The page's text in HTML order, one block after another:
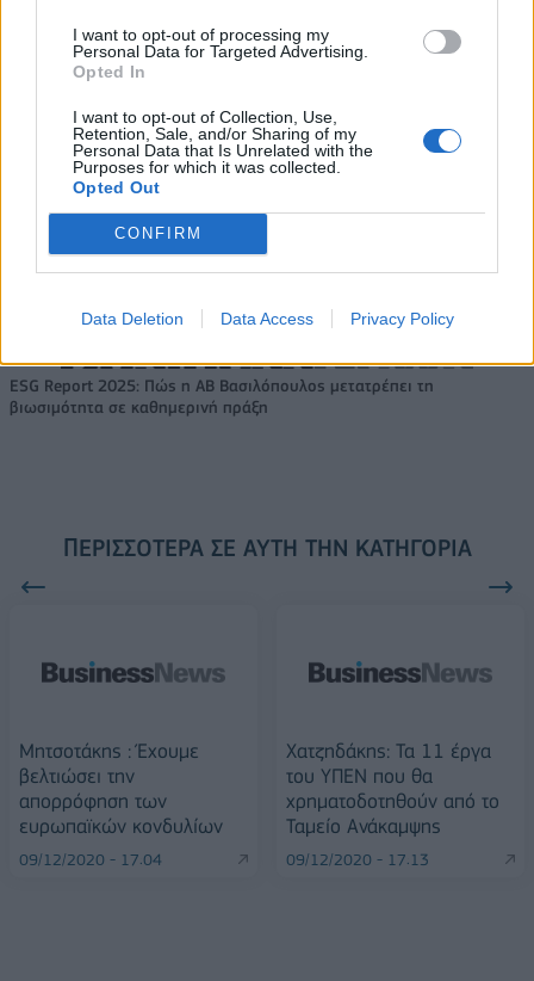
I want to opt-out of processing my
Personal Data for Targeted Advertising.
Opted In
I want to opt-out of Collection, Use,
Retention, Sale, and/or Sharing of my
Personal Data that Is Unrelated with the
Purposes for which it was collected.
Opted Out
CONFIRM
Data Deletion Data Access Privacy Policy
Η συμφωνία Arval-Athlon αναδιαμορφώνει την αγορά leasing
VW: Η δύσκολη εξίσωση της
αναδιάρθρωσης
18η συνεχόμενη χρονιά για τον
ΟΤΕ στη διεθνή σειρά δεικτών
FTSE4Good
Alpha Bank: Για πρώτη φορά το Αρχαίο Θέατρο Επιδαύρου άνοιξε τις
ESG Report 2025: Πώς η ΑΒ Βασιλόπουλος μετατρέπει τη
βιωσιμότητα σε καθημερινή πράξη
ΠΕΡΙΣΣΌΤΕΡΑ ΣΕ ΑΥΤΉ ΤΗΝ ΚΑΤΗΓΟΡΊΑ
Μητσοτάκης : Έχουμε
βελτιώσει την
απορρόφηση των
ευρωπαϊκών κονδυλίων
09/12/2020 - 17:04
Χατζηδάκης: Τα 11 έργα
του ΥΠΕΝ που θα
χρηματοδοτηθούν από το
Ταμείο Ανάκαμψης
09/12/2020 - 17:13